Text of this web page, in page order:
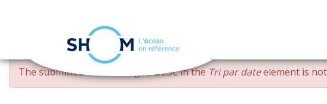
Skip
main
ERROR
MESSAGE
The submitted value changed DESCin theTri par dateelement is